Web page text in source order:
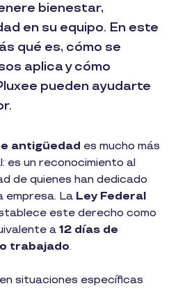
bienestar,
en su equipo. En este
qué es, cómo se
aplica y cómo
pueden ayudarte
antigüedad es mucho más
es un reconocimiento al
de quienes han dedicado
empresa. La Ley Federal
este derecho como
a 12 días de
trabajado.
situaciones específicas